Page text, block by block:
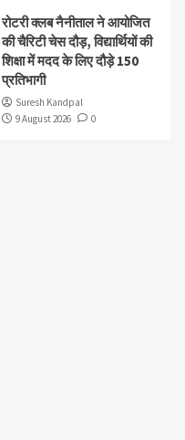
रोटरी क्लब नैनीताल ने आयोजित
की चैरिटी चेस दौड़, विद्यार्थियों की
शिक्षा में मदद के लिए दौड़े 150
प्रतिभागी
Suresh Kandpal
9 August 2026
0